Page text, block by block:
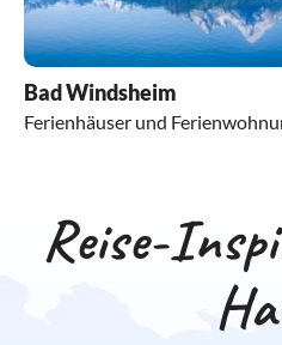
Bad Windsheim
Ferienhäuser und
Reise-